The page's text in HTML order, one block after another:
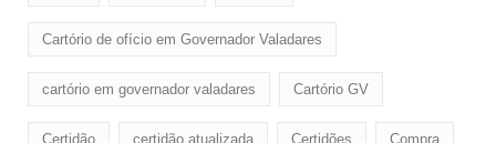
Cartório de ofício em Governador Valadares
cartório em governador valadares Cartório GV
Certidão certidão atualizada Certidões Compra